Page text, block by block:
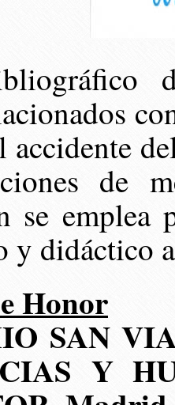
accidente
de
se emplea
y didáctico
Honor
SAN
Y